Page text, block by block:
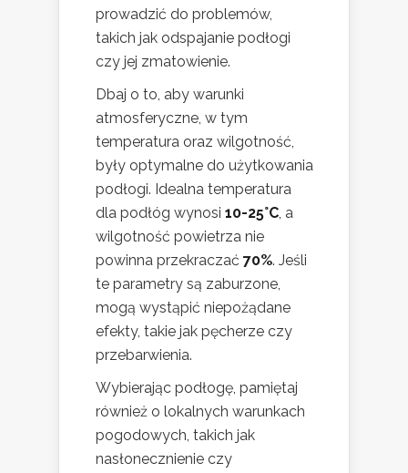
prowadzić do problemów,
takich jak odspajanie podłogi
czy jej zmatowienie.
Dbaj o to, aby warunki
atmosferyczne, w tym
temperatura oraz wilgotność,
były optymalne do użytkowania
podłogi. Idealna temperatura
dla podłóg wynosi 10-25°C, a
wilgotność powietrza nie
powinna przekraczać 70%. Jeśli
te parametry są zaburzone,
mogą wystąpić niepożądane
efekty, takie jak pęcherze czy
przebarwienia.
Wybierając podłogę, pamiętaj
również o lokalnych warunkach
pogodowych, takich jak
nasłonecznienie czy